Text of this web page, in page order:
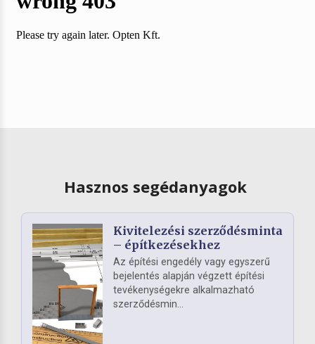
Hasznos segédanyagok
Kivitelezési szerződésminta
– építkezésekhez
Az építési engedély vagy egyszerű
bejelentés alapján végzett építési
tevékenységekre alkalmazható
szerződésmin...